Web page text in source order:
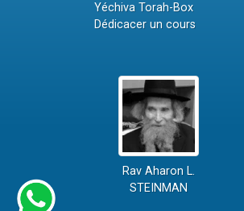
Yéchiva Torah-Box
Dédicacer un cours
Rav Aharon L.
STEINMAN